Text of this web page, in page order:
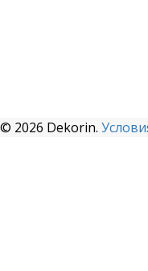
© 2026 Dekorin.